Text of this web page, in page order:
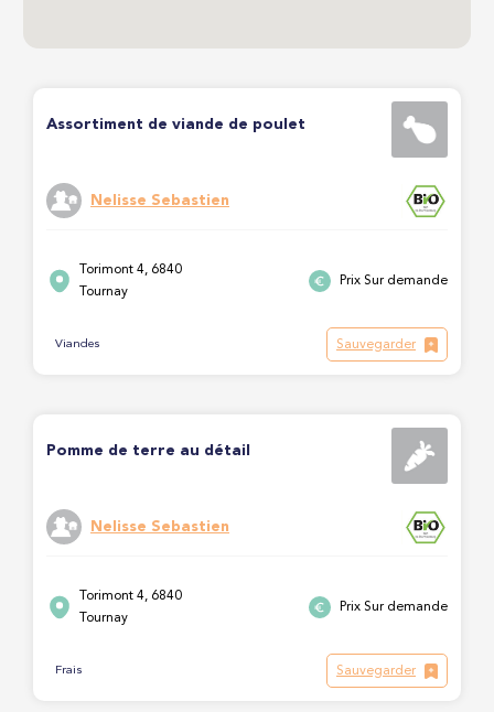
Assortiment de viande de poulet
Nelisse Sebastien
Torimont 4, 6840
Tournay
Prix Sur demande
Viandes Sauvegarder
Pomme de terre au détail
Nelisse Sebastien
Torimont 4, 6840
Tournay
Prix Sur demande
Frais Sauvegarder